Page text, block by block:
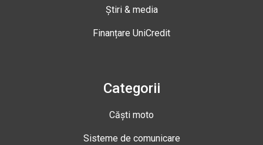
Știri & media
Finanțare UniCredit
Categorii
Căști moto
Sisteme de comunicare